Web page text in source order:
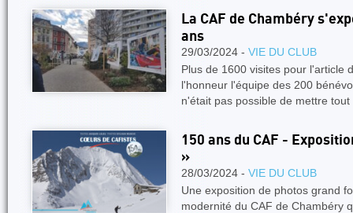
La CAF de Chambéry
ans
29/03/2024 - VIE DU CLUB
Plus de 1600 visites pour l'article
l'honneur l'équipe des 200
n'était pas possible de mettre
150 ans du CAF -
»
28/03/2024 - VIE DU CLUB
Une exposition de photos grand
modernité du CAF de Chambéry